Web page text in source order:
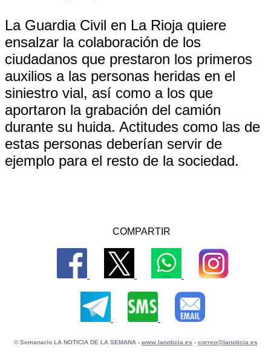
La Guardia Civil en La Rioja quiere
ensalzar la colaboración de los
ciudadanos que prestaron los primeros
auxilios a las personas heridas en el
siniestro vial, así como a los que
aportaron la grabación del camión
durante su huida. Actitudes como las de
estas personas deberían servir de
ejemplo para el resto de la sociedad.
COMPARTIR
© Semanario LA NOTICIA DE LA SEMANA - www.lanoticia.es - correo@lanoticia.es